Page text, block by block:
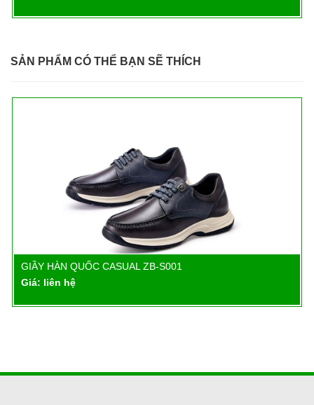
SẢN PHẨM CÓ THỂ BẠN SẼ THÍCH
Chi tiết
GIẦY HÀN QUỐC CASUAL ZB-S001
Giá: liên hệ